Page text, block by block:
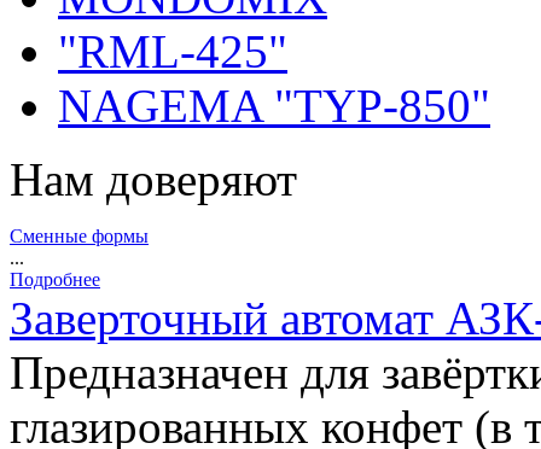
"RML-425"
NAGEMA "TYP-850"
Нам доверяют
Сменные формы
...
Подробнее
Заверточный автомат
Предназначен для
глазированных конфет (в